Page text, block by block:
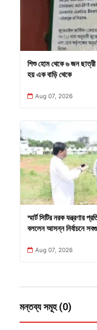
শিশু হোম থেকে ৬ জন ছাত্রী
হয় এক বাড়ি থেকে
Aug 07, 2026
স্মার্ট সিটির নরক যন্ত্রণার
বললেন আসন্ন নির্বাচনে
Aug 07, 2026
মন্তব্য সমূহ (0)